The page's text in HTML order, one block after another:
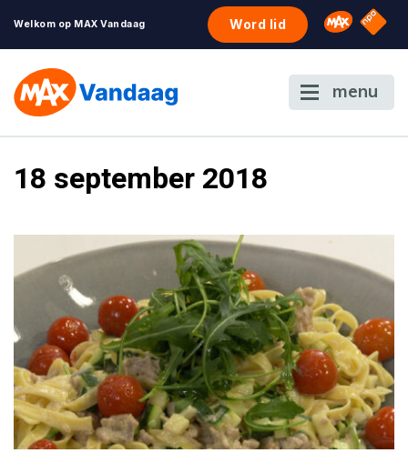
Welkom op MAX Vandaag Word lid Omroep
NPO
menu
18 september 2018